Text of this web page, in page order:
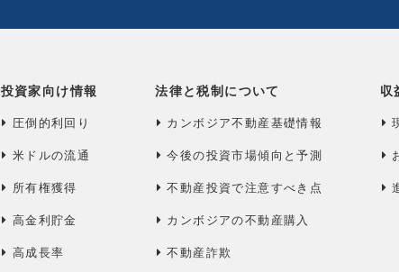
投資家向け情報
圧倒的利回り
米ドルの流通
所有権獲得
高金利貯金
高成長率
法律と税制について
カンボジア不動産基礎情報
今後の投資市場傾向と予測
不動産投資で注意すべき点
カンボジアの不動産購入
不動産詐欺
収